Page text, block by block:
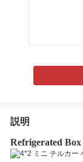
説明
Refrigerated